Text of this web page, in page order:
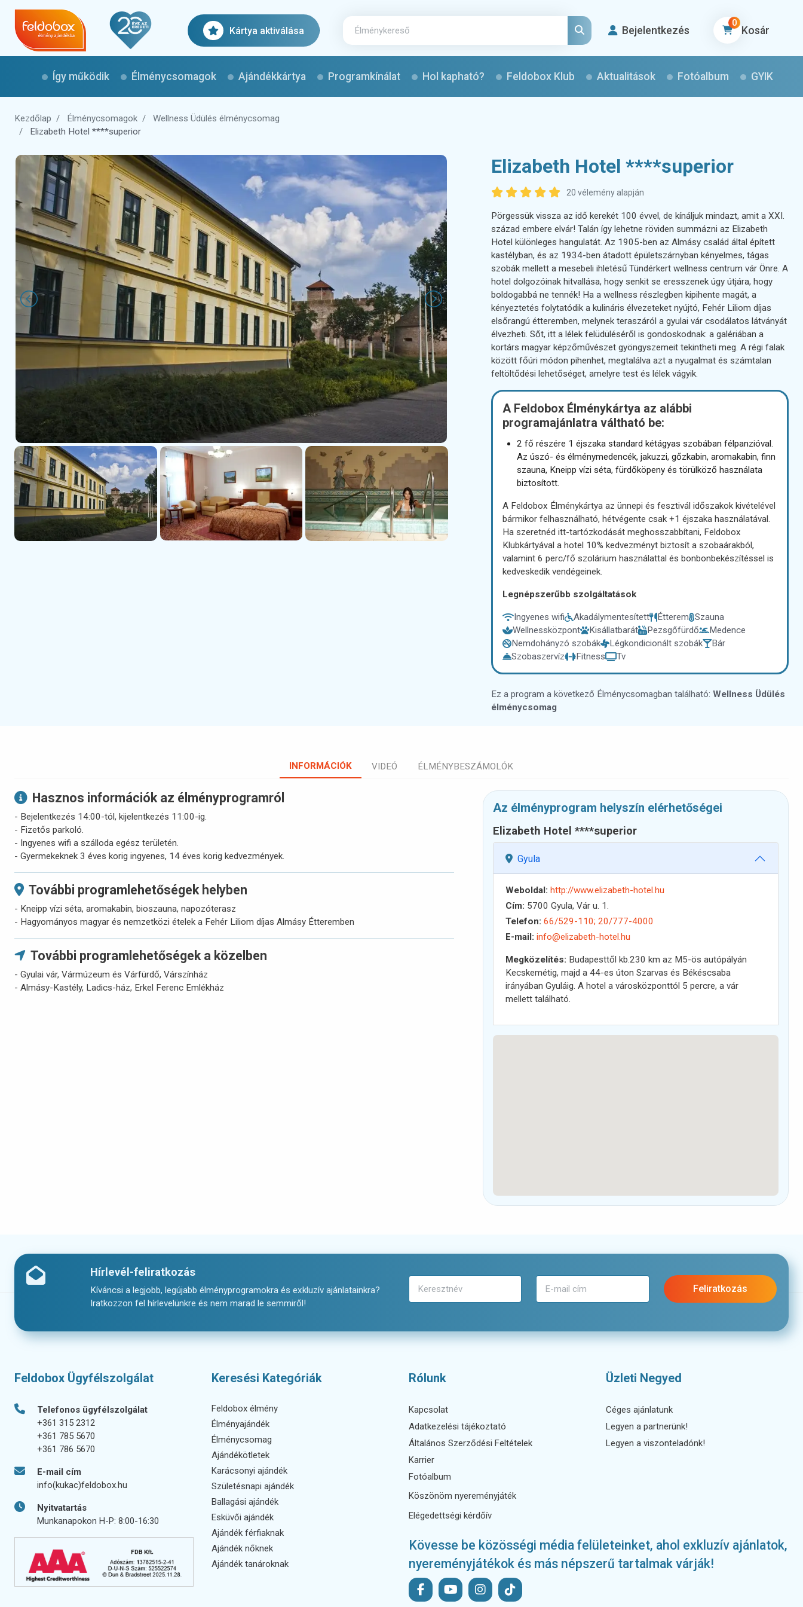
Kártya aktiválása Bejelentkezés Kosár
0
Így működik Élménycsomagok Ajándékkártya Programkínálat Hol kapható? Feldobox Klub Aktualitások Fotóalbum GYIK
Kezdőlap Élménycsomagok
Wellness Üdülés élménycsomag
Elizabeth Hotel ****superior
Elizabeth Hotel ****superior
20 vélemény alapján
Pörgessük vissza az idő kerekét 100 évvel, de kínáljuk mindazt, amit a XXI.
század embere elvár! Talán így lehetne röviden summázni az Elizabeth
Hotel különleges hangulatát. Az 1905-ben az Almásy család által épített
kastélyban, és az 1934-ben átadott épületszárnyban kényelmes, tágas
szobák mellett a mesebeli ihletésű Tündérkert wellness centrum vár Önre. A
hotel dolgozóinak hitvallása, hogy senkit se eresszenek úgy útjára, hogy
boldogabbá ne tennék! Ha a wellness részlegben kipihente magát, a
kényeztetés folytatódik a kulináris élvezeteket nyújtó, Fehér Liliom díjas
elsőrangú étteremben, melynek teraszáról a gyulai vár csodálatos látványát
élvezheti. Sőt, itt a lélek felüdüléséről is gondoskodnak: a galériában a
kortárs magyar képzőművészet gyöngyszemeit tekintheti meg. A régi falak
között főúri módon pihenhet, megtalálva azt a nyugalmat és számtalan
feltöltődési lehetőséget, amelyre test és lélek vágyik.
A Feldobox Élménykártya az alábbi
programajánlatra váltható be:
2 fő részére 1 éjszaka standard kétágyas szobában félpanzióval.
Az úszó- és élménymedencék, jakuzzi, gőzkabin, aromakabin, finn
szauna, Kneipp vízi séta, fürdőköpeny és törülköző használata
biztosított.
A Feldobox Élménykártya az ünnepi és fesztivál időszakok kivételével
bármikor felhasználható, hétvégente csak +1 éjszaka használatával.
Ha szeretnéd itt-tartózkodását meghosszabbítani, Feldobox
Klubkártyával a hotel 10% kedvezményt biztosít a szobaárakból,
valamint 6 perc/fő szolárium használattal és bonbonbekészítéssel is
kedveskedik vendégeinek.
Legnépszerűbb szolgáltatások
Ingyenes wifi Akadálymentesített Étterem
Szauna
Wellnessközpont
Kisállatbarát Pezsgőfürdő
Medence
Nemdohányzó szobák
Légkondicionált szobák
Bár
Szobaszervíz
Fitness Tv
Ez a program a következő Élménycsomagban található: Wellness Üdülés
élménycsomag
INFORMÁCIÓK VIDEÓ ÉLMÉNYBESZÁMOLÓK
Hasznos információk az élményprogramról
- Bejelentkezés 14:00-tól, kijelentkezés 11:00-ig.
- Fizetős parkoló.
- Ingyenes wifi a szálloda egész területén.
- Gyermekeknek 3 éves korig ingyenes, 14 éves korig kedvezmények.
További programlehetőségek helyben
- Kneipp vízi séta, aromakabin, bioszauna, napozóterasz
- Hagyományos magyar és nemzetközi ételek a Fehér Liliom díjas Almásy Étteremben
További programlehetőségek a közelben
- Gyulai vár, Vármúzeum és Várfürdő, Várszínház
- Almásy-Kastély, Ladics-ház, Erkel Ferenc Emlékház
Az élményprogram helyszín elérhetőségei
Elizabeth Hotel ****superior
Gyula
Weboldal: http://www.elizabeth-hotel.hu
Cím: 5700 Gyula, Vár u. 1.
Telefon: 66/529-110; 20/777-4000
E-mail: info@elizabeth-hotel.hu
Megközelítés: Budapesttől kb.230 km az M5-ös autópályán
Kecskemétig, majd a 44-es úton Szarvas és Békéscsaba
irányában Gyuláig. A hotel a városközponttól 5 percre, a vár
mellett található.
Hírlevél-feliratkozás
Kíváncsi a legjobb, legújabb élményprogramokra és exkluzív ajánlatainkra?
Iratkozzon fel hírlevelünkre és nem marad le semmiről!
Feliratkozás
Feldobox Ügyfélszolgálat
Telefonos ügyfélszolgálat
+361 315 2312
+361 785 5670
+361 786 5670
E-mail cím
info(kukac)feldobox.hu
Nyitvatartás
Munkanapokon H-P: 8:00-16:30
Keresési Kategóriák
Feldobox élmény
Élményajándék
Élménycsomag
Ajándékötletek
Karácsonyi ajándék
Születésnapi ajándék
Ballagási ajándék
Esküvői ajándék
Ajándék férfiaknak
Ajándék nőknek
Ajándék tanároknak
Rólunk
Kapcsolat
Adatkezelési tájékoztató
Általános Szerződési Feltételek
Karrier
Fotóalbum
Köszönöm nyereményjáték
Elégedettségi kérdőív
Üzleti Negyed
Céges ajánlatunk
Legyen a partnerünk!
Legyen a viszonteladónk!
Kövesse be közösségi média felületeinket, ahol exkluzív ajánlatok,
nyereményjátékok és más népszerű tartalmak várják!